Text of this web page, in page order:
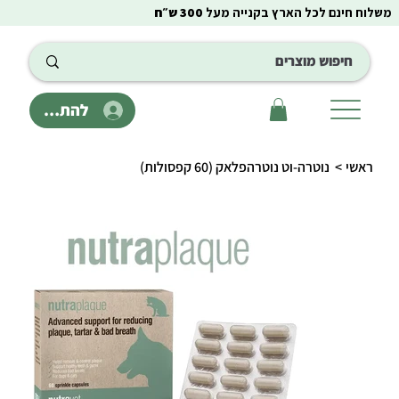
להתחבר
משלוח חינם לכל הארץ בקנייה מעל 300 ש״ח
ראשי > נוטרה-וט נוטרהפלאק (60 קפסולות)